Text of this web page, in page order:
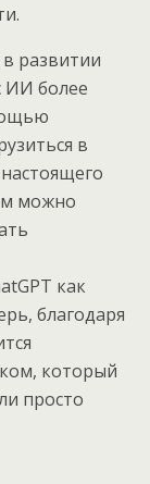
развитии
ИИ более
в
можно
как
благодаря
который
просто